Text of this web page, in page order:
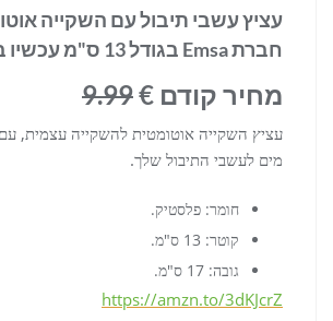
עציץ עשבי תיבול עם השקייה
חברת Emsa בגודל 13 ס"מ עכשיו במחיר € 7.61
מחיר קודם €9.99
עציץ השקייה אוטומטית להשקייה עצמית,
מים לעשבי התיבול שלך.
חומר: פלסטיק.
קוטר: 13 ס"מ.
גובה: 17 ס"מ.
https://amzn.to/3dKJcrZ